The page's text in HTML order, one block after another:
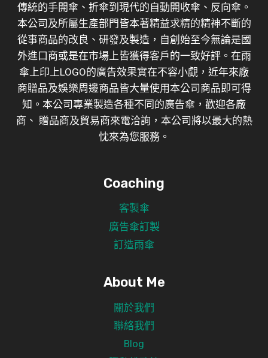
傳統的手開傘、折傘到現代的自動開收傘、反向傘。
本公司及所屬生產部門皆本著精益求精的精神不斷的
從事商品的改良、研發及製造，自創始至今無論是國
外進口商或是在市場上皆獲得客戶的一致好評。在雨
傘上印上LOGO的廣告效果實在不容小覷，近年來廠
商贈品及娛樂周邊商品皆大量使用本公司商品即可得
知。本公司專業製造各種不同的廣告傘，歡迎各廠
商、 贈品商及貿易商來電洽詢，本公司將以最大的熱
忱來為您服務。
Coaching
客製傘
廣告傘訂製
訂造雨傘
About Me
關於我們
聯絡我們
Blog